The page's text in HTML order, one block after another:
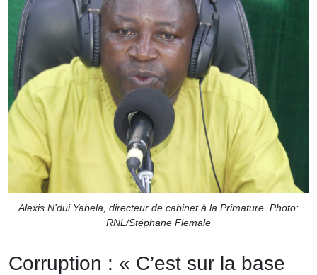
Alexis N'dui Yabela, directeur de cabinet à la Primature. Photo:
RNL/Stéphane Flemale
Corruption : « C’est sur la base